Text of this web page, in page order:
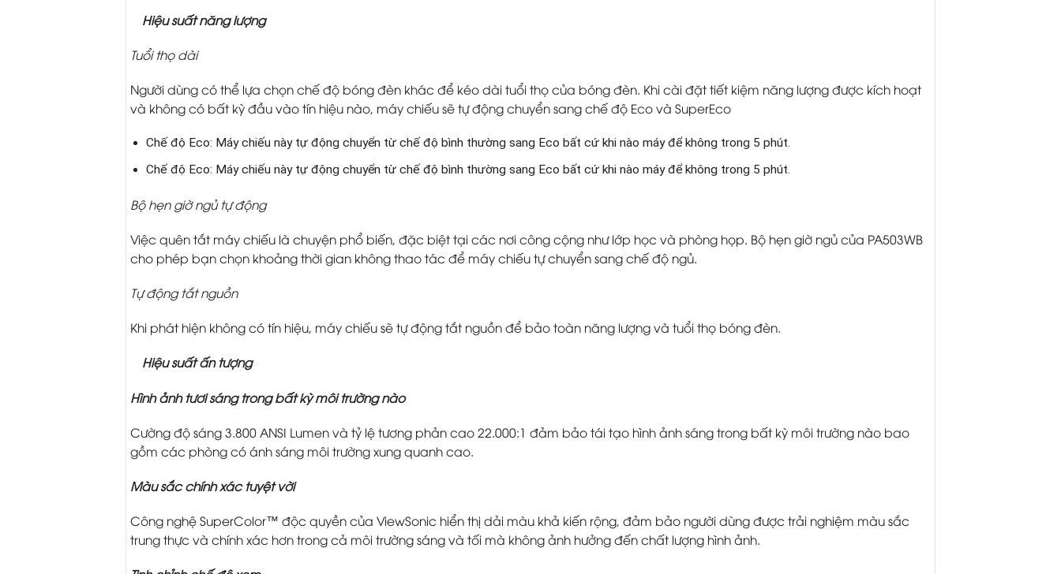
Hiệu suất năng lượng
Tuổi thọ dài
Người dùng có thể lựa chọn chế độ bóng đèn khác để kéo dài tuổi thọ của bóng đèn. Khi cài đặt tiết kiệm năng lượng được kích hoạt
và không có bất kỳ đầu vào tín hiệu nào, máy chiếu sẽ tự động chuyển sang chế độ Eco và SuperEco
Chế độ Eco: Máy chiếu này tự động chuyển từ chế độ bình thường sang Eco bất cứ khi nào máy để không trong 5 phút.
Chế độ Eco: Máy chiếu này tự động chuyển từ chế độ bình thường sang Eco bất cứ khi nào máy để không trong 5 phút.
Bộ hẹn giờ ngủ tự động
Việc quên tắt máy chiếu là chuyện phổ biến, đặc biệt tại các nơi công cộng như lớp học và phòng họp. Bộ hẹn giờ ngủ của PA503WB
cho phép bạn chọn khoảng thời gian không thao tác để máy chiếu tự chuyển sang chế độ ngủ.
Tự động tắt nguồn
Khi phát hiện không có tín hiệu, máy chiếu sẽ tự động tắt nguồn để bảo toàn năng lượng và tuổi thọ bóng đèn.
Hiệu suất ấn tượng
Hình ảnh tươi sáng trong bất kỳ môi trường nào
Cường độ sáng 3.800 ANSI Lumen và tỷ lệ tương phản cao 22.000:1 đảm bảo tái tạo hình ảnh sáng trong bất kỳ môi trường nào bao
gồm các phòng có ánh sáng môi trường xung quanh cao.
Màu sắc chính xác tuyệt vời
Công nghệ SuperColor™ độc quyền của ViewSonic hiển thị dải màu khả kiến rộng, đảm bảo người dùng được trải nghiệm màu sắc
trung thực và chính xác hơn trong cả môi trường sáng và tối mà không ảnh hưởng đến chất lượng hình ảnh.